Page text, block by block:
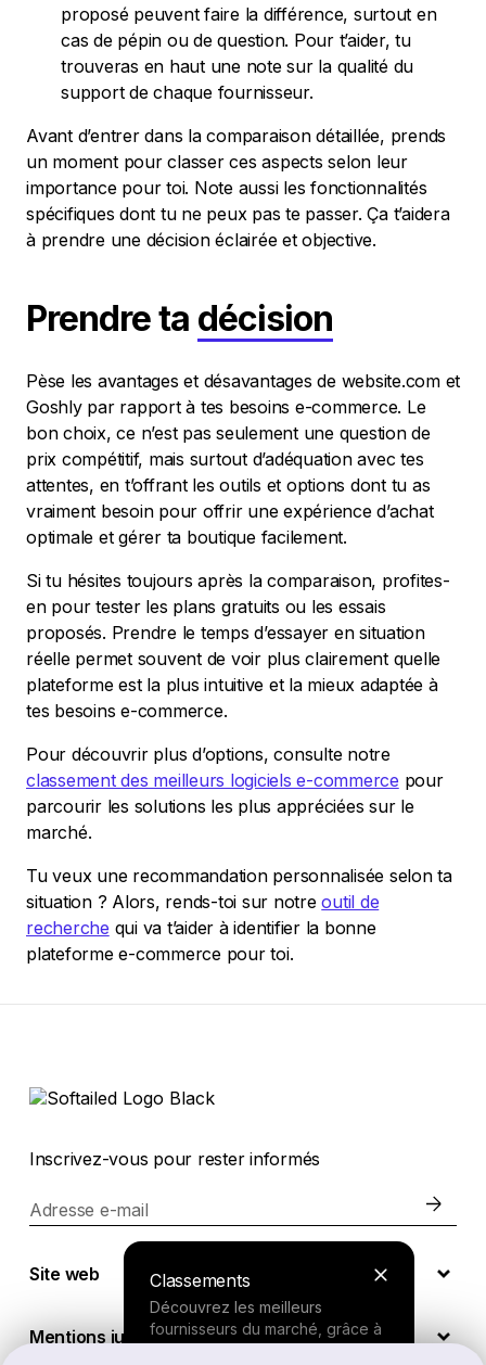
proposé peuvent faire la différence, surtout en
cas de pépin ou de question. Pour t’aider, tu
trouveras en haut une note sur la qualité du
support de chaque fournisseur.
Avant d’entrer dans la comparaison détaillée, prends
un moment pour classer ces aspects selon leur
importance pour toi. Note aussi les fonctionnalités
spécifiques dont tu ne peux pas te passer. Ça t’aidera
à prendre une décision éclairée et objective.
Prendre ta décision
Pèse les avantages et désavantages de website.com et
Goshly par rapport à tes besoins e-commerce. Le
bon choix, ce n’est pas seulement une question de
prix compétitif, mais surtout d’adéquation avec tes
attentes, en t’offrant les outils et options dont tu as
vraiment besoin pour offrir une expérience d’achat
optimale et gérer ta boutique facilement.
Si tu hésites toujours après la comparaison, profites-
en pour tester les plans gratuits ou les essais
proposés. Prendre le temps d’essayer en situation
réelle permet souvent de voir plus clairement quelle
plateforme est la plus intuitive et la mieux adaptée à
tes besoins e-commerce.
Pour découvrir plus d’options, consulte notre
classement des meilleurs logiciels e-commerce pour
parcourir les solutions les plus appréciées sur le
marché.
Tu veux une recommandation personnalisée selon ta
situation ? Alors, rends-toi sur notreoutil de
recherche qui va t’aider à identifier la bonne
plateforme e-commerce pour toi.
Classements
Découvrez les meilleurs
fournisseurs du marché, grâce à
Inscrivez-vous pour rester informés
Adresse e-mail
Site web
Mentions juridiques